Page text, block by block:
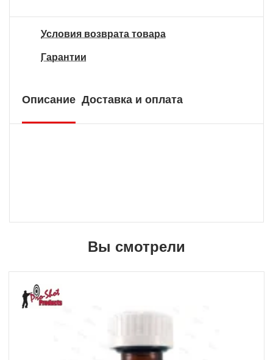
Условия возврата товара
Гарантии
Описание Доставка и оплата
Вы смотрели